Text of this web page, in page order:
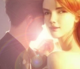
мудрее. Ведь и у
козыри,
в той или
ОБ ОТНОШЕНИЯХ
МЫШЛЕНИЕ,ИНТЕРЕСНЫЕ